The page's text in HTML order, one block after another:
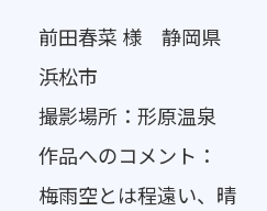
前田春菜 様 静岡県
浜松市
撮影場所：形原温泉
作品へのコメント：
梅雨空とは程遠い、晴